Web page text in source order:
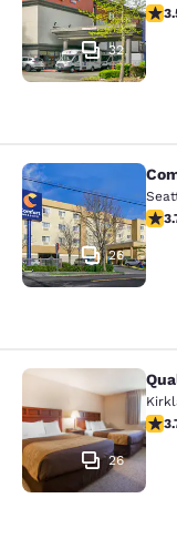
32
Comfort
26
Quality
26